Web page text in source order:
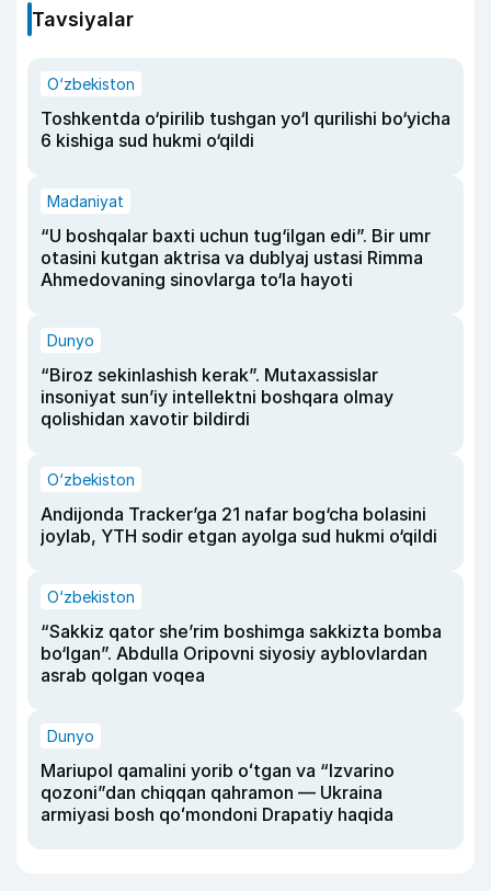
Tavsiyalar
O‘zbekiston
Toshkentda o‘pirilib tushgan yo‘l qurilishi bo‘yicha
6 kishiga sud hukmi o‘qildi
Madaniyat
“U boshqalar baxti uchun tug‘ilgan edi”. Bir umr
otasini kutgan aktrisa va dublyaj ustasi Rimma
Ahmedovaning sinovlarga to‘la hayoti
Dunyo
“Biroz sekinlashish kerak”. Mutaxassislar
insoniyat sun’iy intellektni boshqara olmay
qolishidan xavotir bildirdi
O‘zbekiston
Andijonda Tracker’ga 21 nafar bog‘cha bolasini
joylab, YTH sodir etgan ayolga sud hukmi o‘qildi
O‘zbekiston
“Sakkiz qator she’rim boshimga sakkizta bomba
bo‘lgan”. Abdulla Oripovni siyosiy ayblovlardan
asrab qolgan voqea
Dunyo
Mariupol qamalini yorib oʻtgan va “Izvarino
qozoni”dan chiqqan qahramon — Ukraina
armiyasi bosh qoʻmondoni Drapatiy haqida